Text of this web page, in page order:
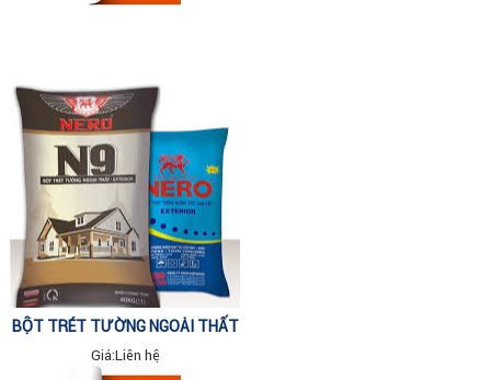
BỘT TRÉT TƯỜNG NGOẠI THẤT
NERO N9 (NEW)
Giá:Liên hệ